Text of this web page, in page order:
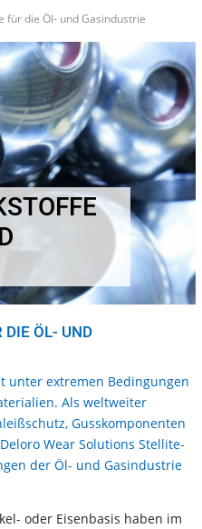
für die Öl- und Gasindustrie
DIE ÖL- UND
unter extremen Bedingungen
Als weltweiter
Gusskomponenten
Wear Solutions Stellite-
der Öl- und Gasindustrie
oder Eisenbasis haben im